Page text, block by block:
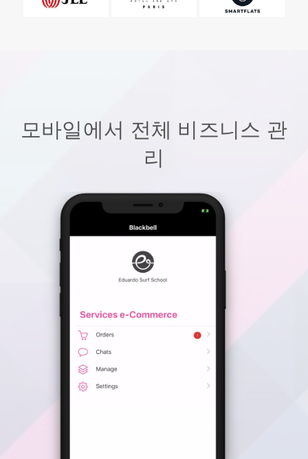
모바일에서 전체 비즈니스 관
리